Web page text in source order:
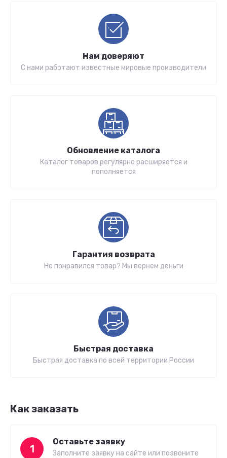
Нам доверяют
С нами работают известные мировые производители
Обновление каталога
Каталог товаров регулярно расширяется и
пополняется
Гарантия возврата
Не понравился товар? Мы вернем деньги
Быстрая доставка
Быстрая доставка по всей территории России
Как заказать
1
Оставьте заявку
Заполните заявку на сайте или позвоните